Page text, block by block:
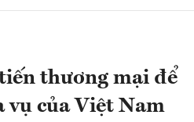
thương mại để
vụ của Việt Nam